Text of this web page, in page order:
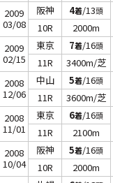
2009
03/08
阪神 4着/13頭
10R
2000m
2009
02/15
東京 7着/16頭
11R
3400m/芝
2008
12/06
中山 5着/16頭
11R
3600m/芝
2008
11/01
東京 6着/16頭
11R
2100m
2008
10/04
阪神 5着/16頭
10R
2000m